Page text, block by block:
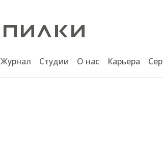
Журнал Студии О нас Карьера